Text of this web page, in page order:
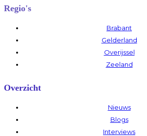
Regio's
Brabant
Gelderland
Overijssel
Zeeland
Overzicht
Nieuws
Blogs
Interviews